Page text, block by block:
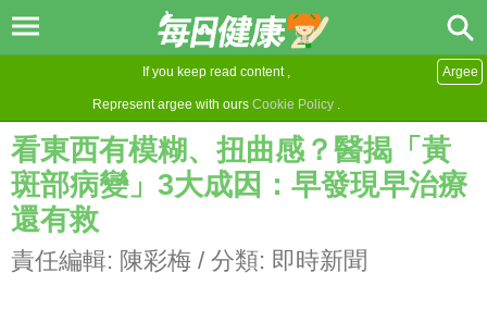
If you keep read content ,
Represent argee with ours Cookie Policy .
Argee
看東西有模糊、扭曲感？醫揭「黃
斑部病變」3大成因：早發現早治療
還有救
責任編輯: 陳彩梅 / 分類: 即時新聞